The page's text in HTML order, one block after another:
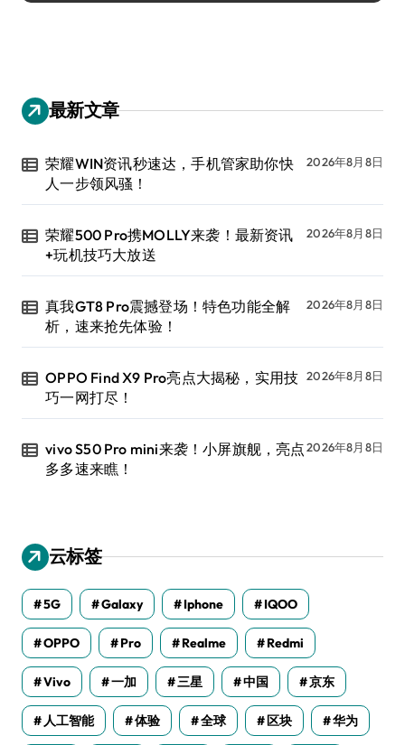
最新文章
荣耀WIN资讯秒速达，手机管家助你快
人一步领风骚！
2026年8月8日
荣耀500 Pro携MOLLY来袭！最新资讯
+玩机技巧大放送
2026年8月8日
真我GT8 Pro震撼登场！特色功能全解
析，速来抢先体验！
2026年8月8日
OPPO Find X9 Pro亮点大揭秘，实用技
巧一网打尽！
2026年8月8日
vivo S50 Pro mini来袭！小屏旗舰，亮点
多多速来瞧！
2026年8月8日
云标签
5G Galaxy Iphone IQOO
OPPO Pro Realme Redmi
Vivo 一加 三星 中国 京东
人工智能 体验 全球 区块 华为